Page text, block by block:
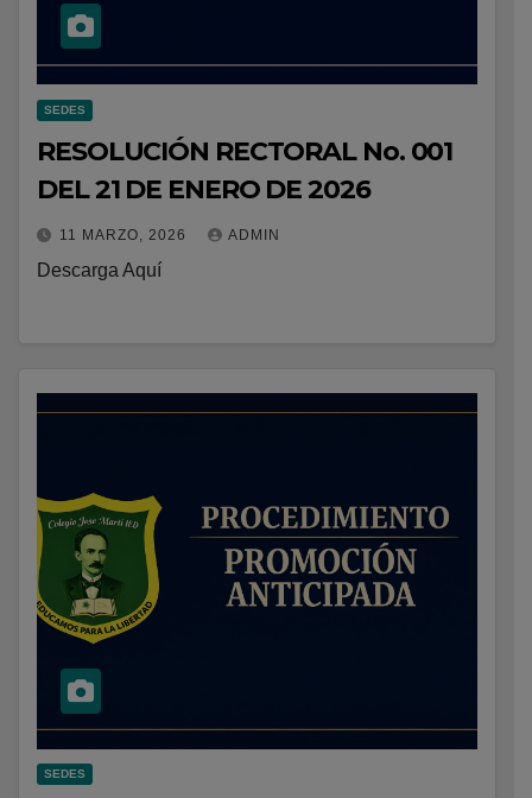
SEDES
RESOLUCIÓN RECTORAL No. 001
DEL 21 DE ENERO DE 2026
11 MARZO, 2026 ADMIN
Descarga Aquí
SEDES